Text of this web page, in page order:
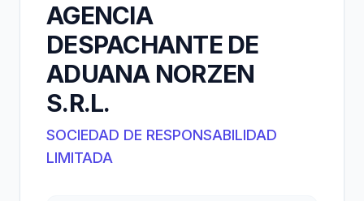
AGENCIA
DESPACHANTE DE
ADUANA NORZEN
S.R.L.
SOCIEDAD DE RESPONSABILIDAD
LIMITADA